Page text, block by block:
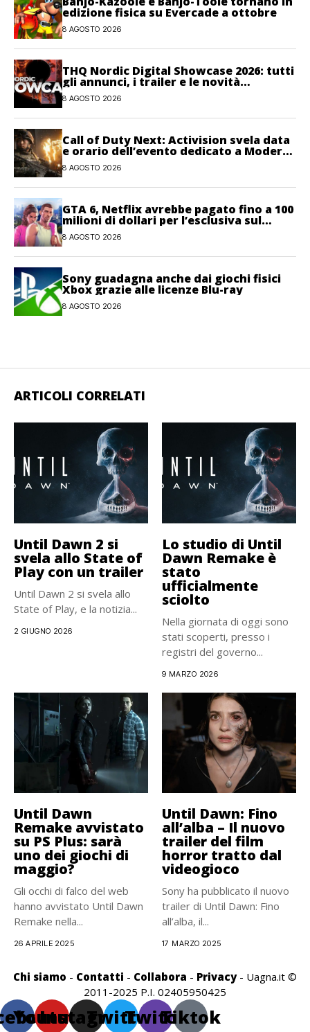
edizione fisica su Evercade a ottobre
8 AGOSTO 2026
THQ Nordic Digital Showcase 2026: tutti
gli annunci, i trailer e le novità
dell’evento
8 AGOSTO 2026
Call of Duty Next: Activision svela data
e orario dell’evento dedicato a Modern
Warfare 4
8 AGOSTO 2026
GTA 6, Netflix avrebbe pagato fino a 100
milioni di dollari per l’esclusiva sul
gioco
8 AGOSTO 2026
Sony guadagna anche dai giochi fisici
Xbox grazie alle licenze Blu-ray
8 AGOSTO 2026
ARTICOLI CORRELATI
Until Dawn 2 si
svela allo State of
Play con un trailer
Until Dawn 2 si svela allo
State of Play, e la notizia...
2 GIUGNO 2026
Lo studio di Until
Dawn Remake è
stato
ufficialmente
sciolto
Nella giornata di oggi sono
stati scoperti, presso i
registri del governo...
9 MARZO 2026
Until Dawn
Remake avvistato
su PS Plus: sarà
uno dei giochi di
maggio?
Gli occhi di falco del web
hanno avvistato Until Dawn
Remake nella...
26 APRILE 2025
Until Dawn: Fino
all’alba – Il nuovo
trailer del film
horror tratto dal
videogioco
Sony ha pubblicato il nuovo
trailer di Until Dawn: Fino
all’alba, il...
17 MARZO 2025
Chi siamo - Contatti - Collabora - Privacy- Uagna.it ©
2011-2025 P.I. 02405950425
Youtube
Instagram
TwitterTwitchTiktok